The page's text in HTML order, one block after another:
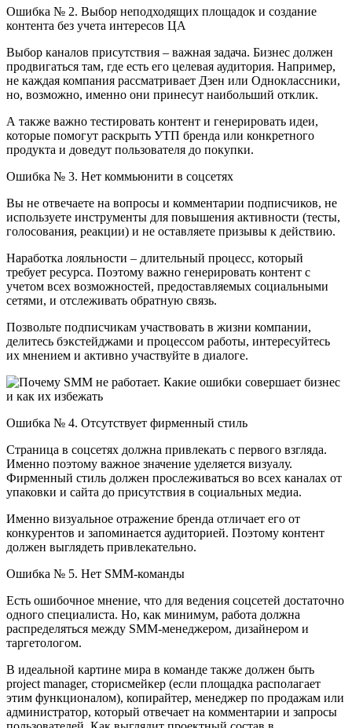
Ошибка № 2. Выбор неподходящих площадок и создание
контента без учета интересов ЦА
Выбор каналов присутствия – важная задача. Бизнес должен
продвигаться там, где есть его целевая аудитория. Например,
не каждая компания рассматривает Дзен или Одноклассники,
но, возможно, именно они принесут наибольший отклик.
А также важно тестировать контент и генерировать идеи,
которые помогут раскрыть УТП бренда или конкретного
продукта и доведут пользователя до покупки.
Ошибка № 3. Нет коммьюнити в соцсетях
Вы не отвечаете на вопросы и комментарии подписчиков, не
используете инструменты для повышения активности (тесты,
голосования, реакции) и не оставляете призывы к действию.
Наработка лояльности – длительный процесс, который
требует ресурса. Поэтому важно генерировать контент с
учетом всех возможностей, предоставляемых социальными
сетями, и отслеживать обратную связь.
Позвольте подписчикам участвовать в жизни компании,
делитесь бэкстейджами и процессом работы, интересуйтесь
их мнением и активно участвуйте в диалоге.
Ошибка № 4. Отсутствует фирменный стиль
Страница в соцсетях должна привлекать с первого взгляда.
Именно поэтому важное значение уделяется визуалу.
Фирменный стиль должен прослеживаться во всех каналах от
упаковки и сайта до присутствия в социальных медиа.
Именно визуальное отражение бренда отличает его от
конкурентов и запоминается аудиторией. Поэтому контент
должен выглядеть привлекательно.
Ошибка № 5. Нет SMM-команды
Есть ошибочное мнение, что для ведения соцсетей достаточно
одного специалиста. Но, как минимум, работа должна
распределяться между SMM-менеджером, дизайнером и
таргетологом.
В идеальной картине мира в команде также должен быть
project manager, сторисмейкер (если площадка располагает
этим функционалом), копирайтер, менеджер по продажам или
администратор, который отвечает на комментарии и запросы